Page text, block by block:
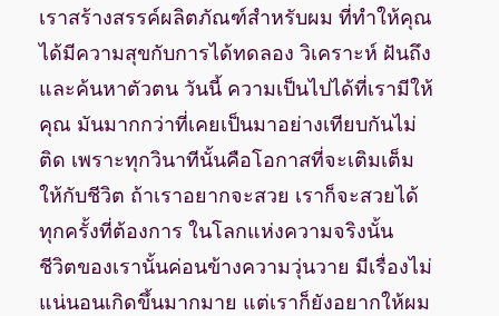
เราสร้างสรรค์ผลิตภัณฑ์สำหรับผม ที่ทำให้คุณ
ได้มีความสุขกับการได้ทดลอง วิเคราะห์ ฝันถึง
และค้นหาตัวตน วันนี้ ความเป็นไปได้ที่เรามีให้
คุณ มันมากกว่าที่เคยเป็นมาอย่างเทียบกันไม่
ติด เพราะทุกวินาทีนั้นคือโอกาสที่จะเติมเต็ม
ให้กับชีวิต ถ้าเราอยากจะสวย เราก็จะสวยได้
ทุกครั้งที่ต้องการ ในโลกแห่งความจริงนั้น
ชีวิตของเรานั้นค่อนข้างความวุ่นวาย มีเรื่องไม่
แน่นอนเกิดขึ้นมากมาย แต่เราก็ยังอยากให้ผม